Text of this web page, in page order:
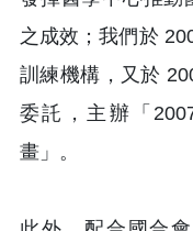
之成效；我們於
訓練機構，又於
委託，主辦「
畫」。